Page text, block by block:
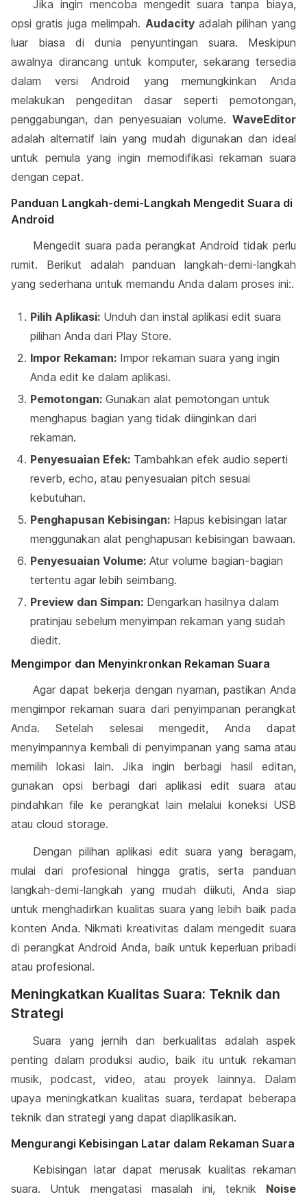
Jika ingin mencoba mengedit suara tanpa biaya,
opsi gratis juga melimpah. Audacityadalah pilihan yang
luar biasa di dunia penyuntingan suara. Meskipun
awalnya dirancang untuk komputer, sekarang tersedia
dalam versi Android yang memungkinkan Anda
melakukan pengeditan dasar seperti pemotongan,
penggabungan, dan penyesuaian volume. WaveEditor
adalah alternatif lain yang mudah digunakan dan ideal
untuk pemula yang ingin memodifikasi rekaman suara
dengan cepat.
Panduan Langkah-demi-Langkah Mengedit Suara di
Android
Mengedit suara pada perangkat Android tidak perlu
rumit. Berikut adalah panduan langkah-demi-langkah
yang sederhana untuk memandu Anda dalam proses ini:.
Pilih Aplikasi: Unduh dan instal aplikasi edit suara
pilihan Anda dari Play Store.
Impor Rekaman: Impor rekaman suara yang ingin
Anda edit ke dalam aplikasi.
Pemotongan: Gunakan alat pemotongan untuk
menghapus bagian yang tidak diinginkan dari
rekaman.
Penyesuaian Efek: Tambahkan efek audio seperti
reverb, echo, atau penyesuaian pitch sesuai
kebutuhan.
Penghapusan Kebisingan: Hapus kebisingan latar
menggunakan alat penghapusan kebisingan bawaan.
Penyesuaian Volume: Atur volume bagian-bagian
tertentu agar lebih seimbang.
Preview dan Simpan: Dengarkan hasilnya dalam
pratinjau sebelum menyimpan rekaman yang sudah
diedit.
Mengimpor dan Menyinkronkan Rekaman Suara
Agar dapat bekerja dengan nyaman, pastikan Anda
mengimpor rekaman suara dari penyimpanan perangkat
Anda. Setelah selesai mengedit, Anda dapat
menyimpannya kembali di penyimpanan yang sama atau
memilih lokasi lain. Jika ingin berbagi hasil editan,
gunakan opsi berbagi dari aplikasi edit suara atau
pindahkan file ke perangkat lain melalui koneksi USB
atau cloud storage.
Dengan pilihan aplikasi edit suara yang beragam,
mulai dari profesional hingga gratis, serta panduan
langkah-demi-langkah yang mudah diikuti, Anda siap
untuk menghadirkan kualitas suara yang lebih baik pada
konten Anda. Nikmati kreativitas dalam mengedit suara
di perangkat Android Anda, baik untuk keperluan pribadi
atau profesional.
Meningkatkan Kualitas Suara: Teknik dan
Strategi
Suara yang jernih dan berkualitas adalah aspek
penting dalam produksi audio, baik itu untuk rekaman
musik, podcast, video, atau proyek lainnya. Dalam
upaya meningkatkan kualitas suara, terdapat beberapa
teknik dan strategi yang dapat diaplikasikan.
Mengurangi Kebisingan Latar dalam Rekaman Suara
Kebisingan latar dapat merusak kualitas rekaman
suara. Untuk mengatasi masalah ini, teknik Noise